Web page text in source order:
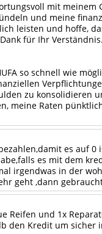
mit meinem
und meine
leisten und hoffe,
für Ihr Verständnis.
so schnell wie
zu konsolidieren
meine Raten
es auf 0
es mit dem
irgendwas in der
geht ,dann
Reifen und 1x
den Kredit um sicher